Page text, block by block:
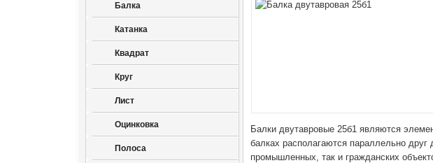
Балка
Катанка
Квадрат
Круг
Лист
Оцинковка
Полоса
Балки двутавровые 25б1 являются
балках располагаются параллельно
промышленных, так и гражданских